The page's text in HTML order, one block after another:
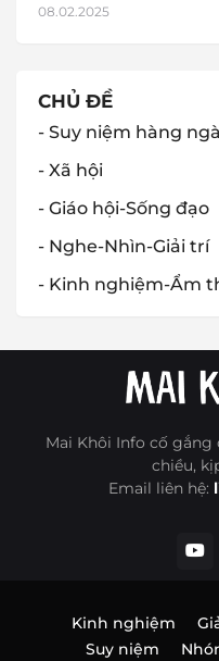
08.02.2025
CHỦ ĐỀ
- Suy niệm hàng
- Xã hội
- Giáo hội-Sống đạo
- Nghe-Nhìn-Giải trí
- Kinh nghiệm-Ẩm
Mai Khôi Info cố
chiều,
Email liên hệ:
Kinh nghiệm
Suy niệm